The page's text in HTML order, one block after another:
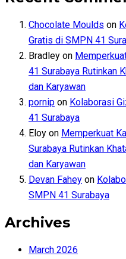
Chocolate Moulds on
Gratis di SMPN 41
Bradley on
41 Surabaya Rutinkan
dan Karyawan
pornip on Kolaborasi
41 Surabaya
Eloy on Memperkuat
Surabaya Rutinkan
dan Karyawan
Devan Fahey on
SMPN 41 Surabaya
Archives
March 2026